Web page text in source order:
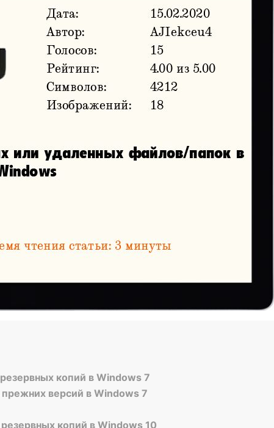
копий в Windows 7
версий в Windows 7
копий в Windows 10